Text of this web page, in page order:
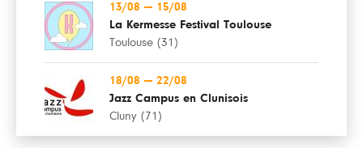
13/08 — 15/08
La Kermesse Festival Toulouse
Toulouse (31)
18/08 — 22/08
Jazz Campus en Clunisois
Cluny (71)